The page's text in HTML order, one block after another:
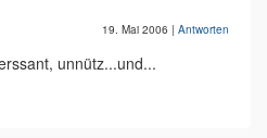
19. Mai 2006 | Antworten
unnütz...und...